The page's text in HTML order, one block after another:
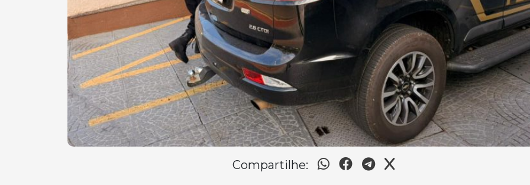
Compartilhe: